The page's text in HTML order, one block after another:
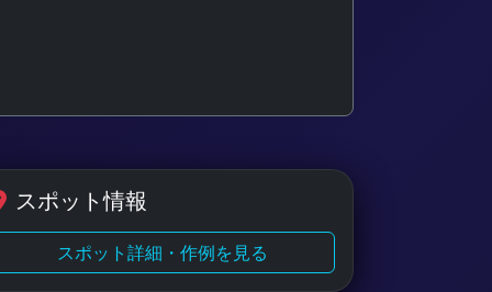
スポット情報
スポット詳細・作例を見る